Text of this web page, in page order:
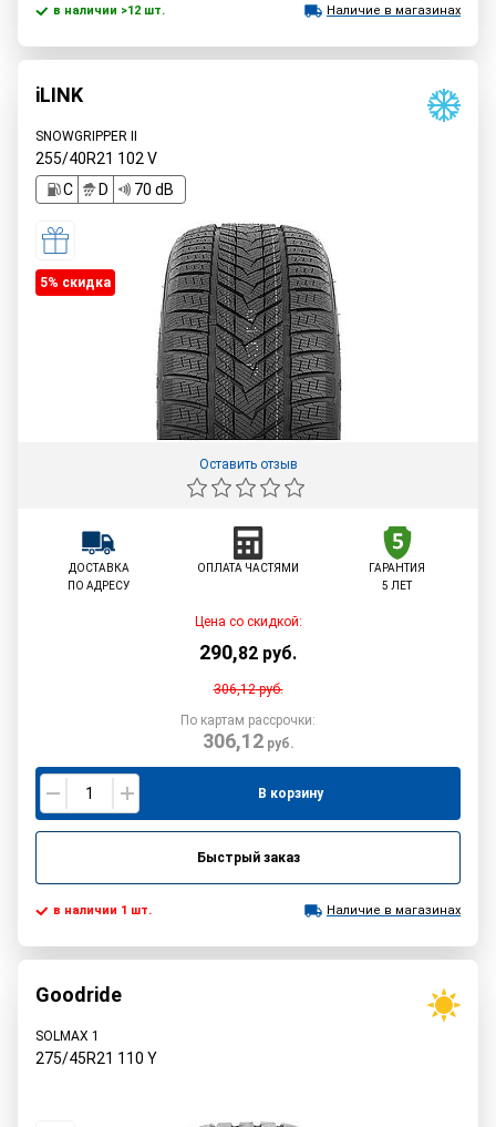
в наличии >12 шт. Наличие в магазинах
iLINK
SNOWGRIPPER II
255/40R21 102 V
C
D 70 dB
5% cкидка
Оставить отзыв
ДОСТАВКА
ПО АДРЕСУ
ОПЛАТА ЧАСТЯМИ
ГАРАНТИЯ
5 ЛЕТ
Цена со скидкой:
290,82 руб.
306,12руб.
По картам рассрочки:
306,12руб.
В корзину
Быстрый заказ
в наличии 1 шт. Наличие в магазинах
Goodride
SOLMAX 1
275/45R21 110 Y